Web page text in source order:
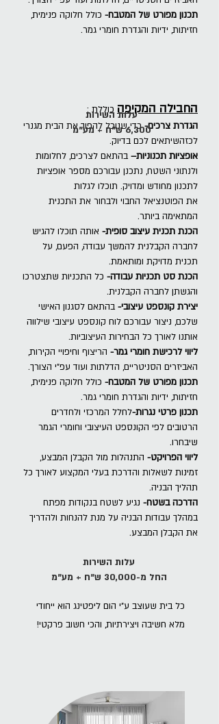
תכנון מפורט של המטבח- כולל חלוקה פנימית,
חזיתות, ידיות והגדרת חומרי גמר.
החבילה המקיפה כוללת :
הגדרת צרכים-כדי שנוכל להפוך את הבית מגנרי
לכזהשיתאים לכם בדיוק.
אופציות תכנוניות– בהתאם לצרכים, לחלומות
ולנתוני השטח, נתכנן עבורכם מספר אופציות
לתכנון מחודש ומדויק. תוכלו לגלות
את הפוטנציאל החבוי ולבחור את התכנית
המתאימה ביותר.
הכנת תכנית עיצוב סופית- אותה תוכלו להגיש
לחברה הקבלנית להמשך עבודה, הפעם, על
תכנית מדויקת ומותאמת.
הכנת סט תכניות עבודה- כל התכניות שתצטרכו
והגשתן לחברה הקבלנית.
יצירת קונספט עיצובי- בהתאם לסגנון האישי
שלכם, ניצור עבורכם לוח קונספט עיצובי שילווה
אותנו לאורך כל הבחירות העיצוביות.
ליווי לרכישת חומרי גמר- הריצוף וחיפויי הקירות,
האביזרים הסניטריים, הדלתות ועוד עפ"י הצורך.
תכנון מפורט של המטבח- כולל חלוקה פנימית,
חזיתות, ידיות והגדרת חומרי גמר.
תכנון פרטי נגרות-לחלל המרכזי ולחדרים
הרטובים לפי הקונספט העיצובי וחומרי הגמר
שיבחרו.
ליווי הפרויקט- התנהלות מול הקבלן המבצע,
זמינות לשאלות והדרכת בעלי המקצוע לאורך כל
תהליך הבניה.
הדרכה בשטח- נגיע לשטח בנקודות מפתח
במהלך עבודות הבניה על מנת להנחות ולהדריך
את הקבלן המבצע.
עלות השירות
6,300 ש"ח + מע"מ
עלות השירות
החל מ-30,000 ש"ח + מע"מ
כל בית שעוצב ע"י הום ליפטינג הוא ייחודי
מלא חשיבה ויצירתיות, והכי חשוב פרקטי!